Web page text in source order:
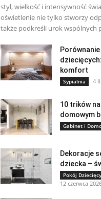
styl, wielkość i intensywność
oświetlenie nie tylko stworzy
także podkreśli urok wspólnych
komfort
Sypialnia 4
10 trików
domowym
Gabinet i
Dekoracje
dziecka –
Pokój
12 czerwca